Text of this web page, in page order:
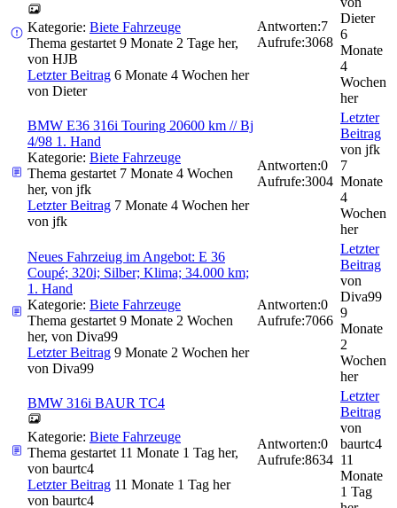
Kategorie: Biete Fahrzeuge
Thema gestartet 9 Monate 2 Tage her,
von HJB
Letzter Beitrag 6 Monate 4 Wochen her
von Dieter
Antworten:7
Aufrufe:3068
Dieter
6
Monate
4
Wochen
her
BMW E36 316i Touring 20600 km // Bj
4/98 1. Hand
Kategorie: Biete Fahrzeuge
Thema gestartet 7 Monate 4 Wochen
her, von jfk
Letzter Beitrag 7 Monate 4 Wochen her
von jfk
Antworten:0
Aufrufe:3004
Letzter
Beitrag
von jfk
7
Monate
4
Wochen
her
Neues Fahrzeiug im Angebot: E 36
Coupé; 320i; Silber; Klima; 34.000 km;
1. Hand
Kategorie: Biete Fahrzeuge
Thema gestartet 9 Monate 2 Wochen
her, von Diva99
Letzter Beitrag 9 Monate 2 Wochen her
von Diva99
Antworten:0
Aufrufe:7066
Letzter
Beitrag
von
Diva99
9
Monate
2
Wochen
her
BMW 316i BAUR TC4
Kategorie: Biete Fahrzeuge
Thema gestartet 11 Monate 1 Tag her,
von baurtc4
Letzter Beitrag 11 Monate 1 Tag her
von baurtc4
Antworten:0
Aufrufe:8634
Letzter
Beitrag
von
baurtc4
11
Monate
1 Tag